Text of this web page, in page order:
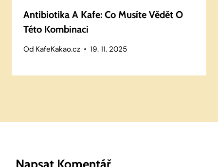
Antibiotika A Kafe: Co Musíte Vědět O
Této Kombinaci
Od KafeKakao.cz 19. 11. 2025